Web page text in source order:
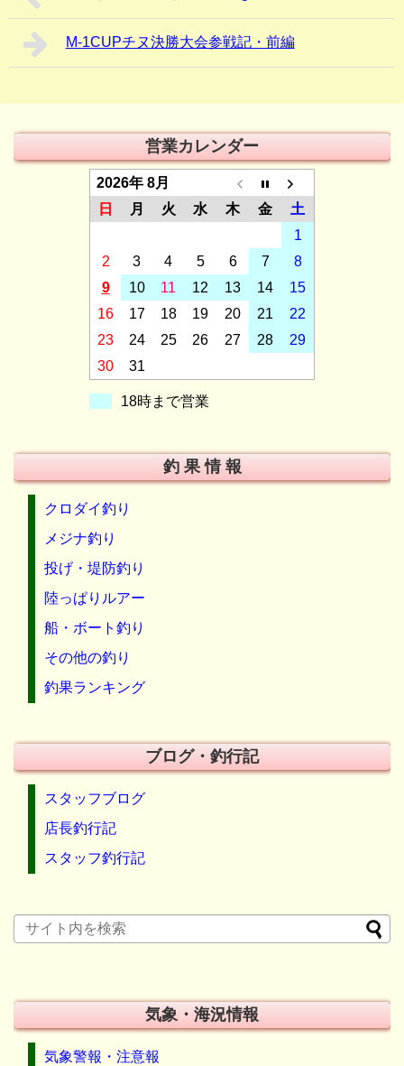
M-1CUPチヌ決勝大会参戦記・前編
営業カレンダー
2026年 8月
日
月 火 水 木 金
土
1
2
3 4 5 6 7
8
9
10 11 12 13 14
15
16
17 18 19 20 21
22
23
24 25 26 27 28
29
30
31
18時まで営業
釣 果 情 報
クロダイ釣り
メジナ釣り
投げ・堤防釣り
陸っぱりルアー
船・ボート釣り
その他の釣り
釣果ランキング
ブログ・釣行記
スタッフブログ
店長釣行記
スタッフ釣行記
気象・海況情報
気象警報・注意報